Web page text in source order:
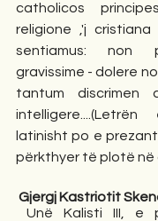
catholicos
religione ,'j cristiana
sentiamus: non
gravissime - dolere
tantum discrimen
latinisht po e
përkthyer të plotë në
Gjergj Kastriotit